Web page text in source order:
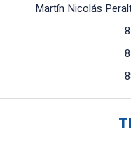
Martín Nicolás